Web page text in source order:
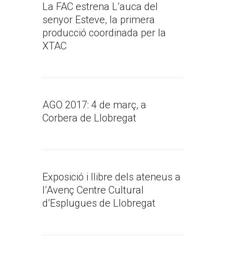
La FAC estrena L’auca del
senyor Esteve, la primera
producció coordinada per la
XTAC
AGO 2017: 4 de març, a
Corbera de Llobregat
Exposició i llibre dels ateneus a
l’Avenç Centre Cultural
d’Esplugues de Llobregat